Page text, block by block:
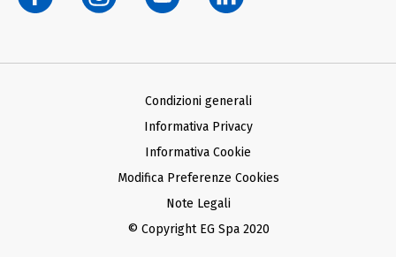
Condizioni generali
Informativa Privacy
Informativa Cookie
Modifica Preferenze Cookies
Note Legali
© Copyright EG Spa 2020